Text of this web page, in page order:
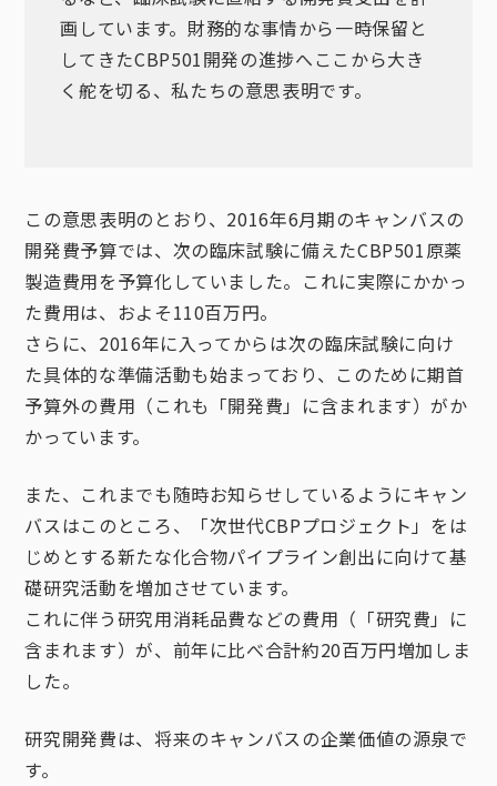
画しています。財務的な事情から一時保留と
してきたCBP501開発の進捗へここから大き
く舵を切る、私たちの意思表明です。
この意思表明のとおり、2016年6月期のキャンバスの
開発費予算では、次の臨床試験に備えたCBP501原薬
製造費用を予算化していました。これに実際にかかっ
た費用は、およそ110百万円。
さらに、2016年に入ってからは次の臨床試験に向け
た具体的な準備活動も始まっており、このために期首
予算外の費用（これも「開発費」に含まれます）がか
かっています。
また、これまでも随時お知らせしているようにキャン
バスはこのところ、「次世代CBPプロジェクト」をは
じめとする新たな化合物パイプライン創出に向けて基
礎研究活動を増加させています。
これに伴う研究用消耗品費などの費用（「研究費」に
含まれます）が、前年に比べ合計約20百万円増加しま
した。
研究開発費は、将来のキャンバスの企業価値の源泉で
す。